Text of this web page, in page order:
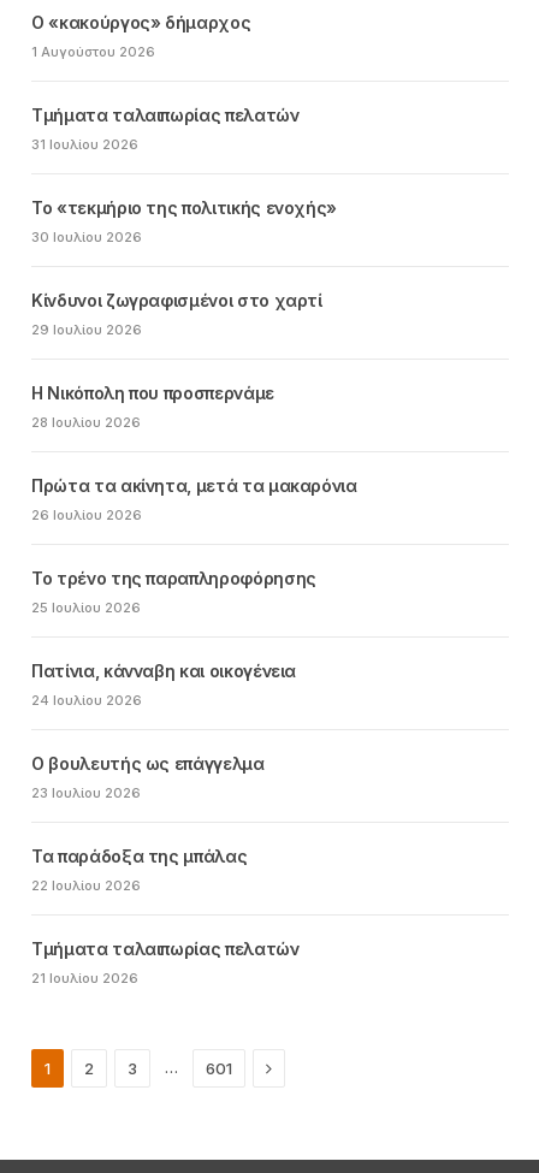
Ο «κακούργος» δήμαρχος
1 Αυγούστου 2026
Τμήματα ταλαιπωρίας πελατών
31 Ιουλίου 2026
Το «τεκμήριο της πολιτικής ενοχής»
30 Ιουλίου 2026
Κίνδυνοι ζωγραφισμένοι στο χαρτί
29 Ιουλίου 2026
Η Νικόπολη που προσπερνάμε
28 Ιουλίου 2026
Πρώτα τα ακίνητα, μετά τα μακαρόνια
26 Ιουλίου 2026
Το τρένο της παραπληροφόρησης
25 Ιουλίου 2026
Πατίνια, κάνναβη και οικογένεια
24 Ιουλίου 2026
Ο βουλευτής ως επάγγελμα
23 Ιουλίου 2026
Τα παράδοξα της μπάλας
22 Ιουλίου 2026
Τμήματα ταλαιπωρίας πελατών
21 Ιουλίου 2026
1 2 3 … 601 Next